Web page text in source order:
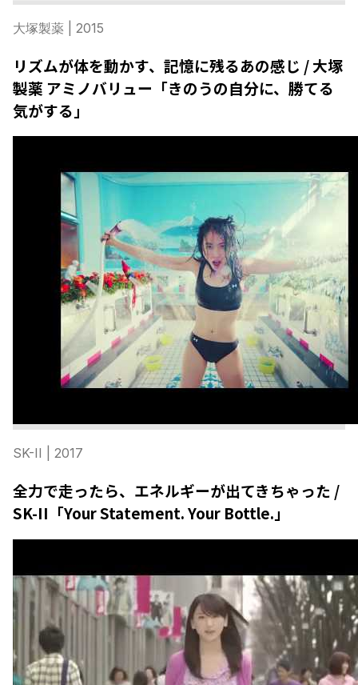
大塚製薬 | 2015
リズムが体を動かす、記憶に残るあの感じ / 大塚
製薬 アミノバリュー「きのうの自分に、勝てる
気がする」
SK-II | 2017
全力で走ったら、エネルギーが出てきちゃった /
SK-II「Your Statement. Your Bottle.」